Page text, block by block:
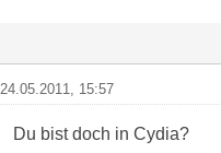
24.05.2011, 15:57
Du bist doch in Cydia?